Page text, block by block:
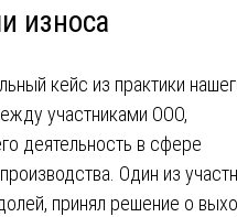
износа
кейс из практики
участниками ООО,
деятельность в сфере
Один из
принял решение о